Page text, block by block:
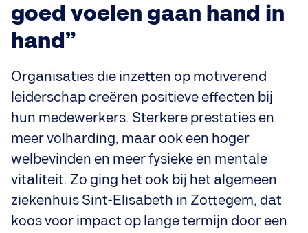
goed voelen gaan hand in
hand”
Organisaties die inzetten op motiverend
leiderschap creëren positieve effecten bij
hun medewerkers. Sterkere prestaties en
meer volharding, maar ook een hoger
welbevinden en meer fysieke en mentale
vitaliteit. Zo ging het ook bij het algemeen
ziekenhuis Sint-Elisabeth in Zottegem, dat
koos voor impact op lange termijn door een